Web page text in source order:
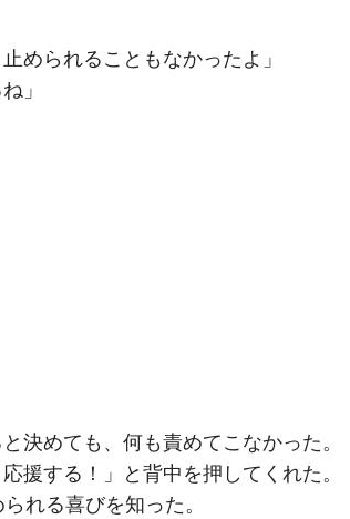
められることもなかったよ」
」
決めても、何も責めてこなかった。
援する！」と背中を押してくれた。
れる喜びを知った。